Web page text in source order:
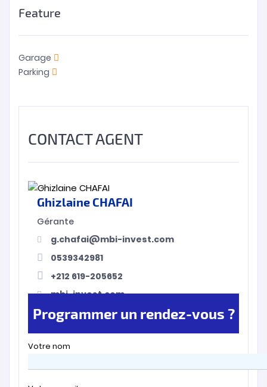
Feature
Garage
Parking
CONTACT AGENT
Ghizlaine CHAFAI
Gérante
g.chafai@mbi-invest.com
0539342981
+212 619-205652
mbi-invest.com
Programmer un rendez-vous ?
Votre nom